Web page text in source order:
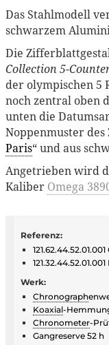
Das Stahlmodell
schwarzem
Die
Collection 5-
der olympischen 5
noch zentral oben
unten die
Noppenmuster
Paris“ und aus
Angetrieben wird
Kaliber Omega
Referenz:
Werk:
Chronograph
Koaxial-
Chronometer-
Gangreserve 52 h